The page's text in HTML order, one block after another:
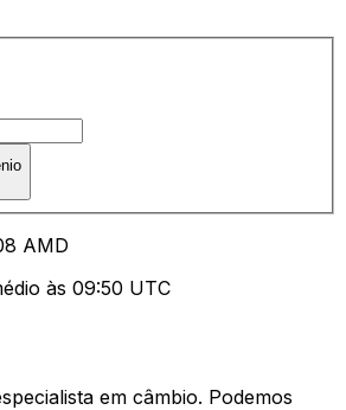
AMD
às 09:50 UTC
em câmbio. Podemos